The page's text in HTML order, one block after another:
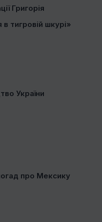
Григорія
тигровій шкурі»
України
про Мексику